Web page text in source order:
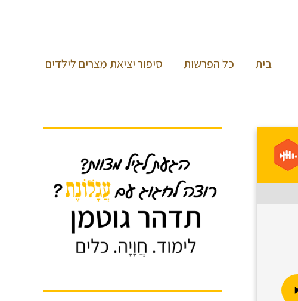
בית כל הפרשות סיפור יציאת מצרים לילדים